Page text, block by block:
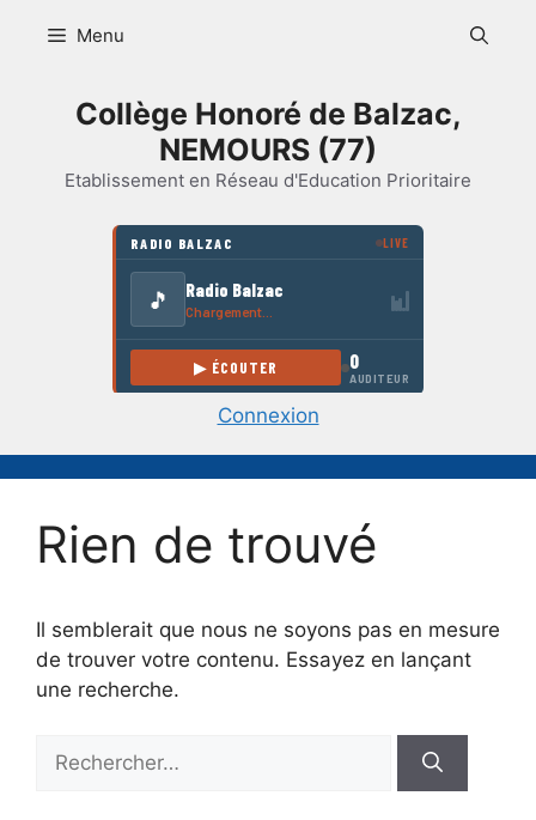
Menu
Collège Honoré de Balzac,
NEMOURS (77)
Etablissement en Réseau d'Education Prioritaire
Connexion
Rien de trouvé
Il semblerait que nous ne soyons pas en mesure
de trouver votre contenu. Essayez en lançant
une recherche.
Rechercher :